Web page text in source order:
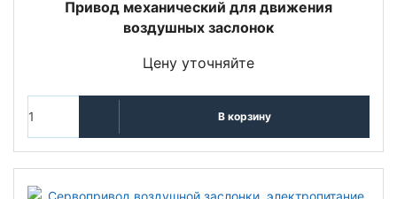
Привод механический для движения
воздушных заслонок
Цену уточняйте
В корзину